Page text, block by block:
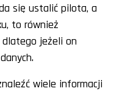
się ustalić pilota, a
to również
dlatego jeżeli on
wiele informacji